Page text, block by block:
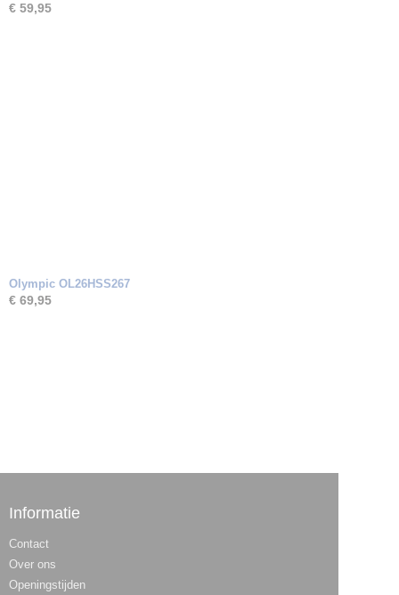
€ 59,95
Olympic OL26HSS267
€ 69,95
Informatie
Contact
Over ons
Openingstijden